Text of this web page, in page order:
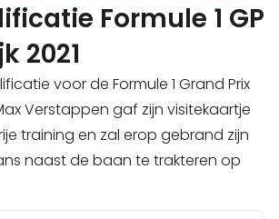
Formule 1 GP
2021
voor de Formule 1 Grand Prix
Verstappen gaf zijn visitekaartje
training en zal erop gebrand zijn
naast de baan te trakteren op